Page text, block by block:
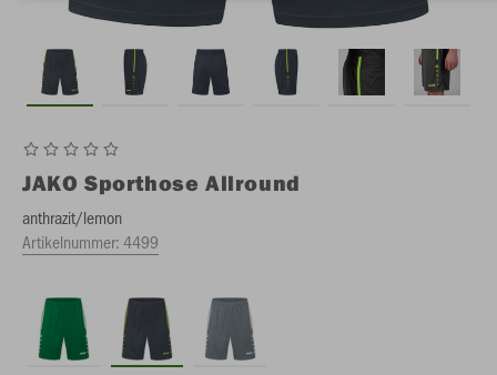
JAKO Sporthose Allround
anthrazit/lemon
Artikelnummer:4499